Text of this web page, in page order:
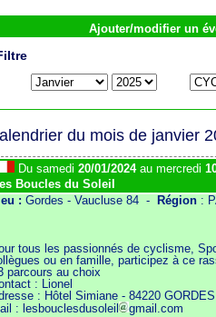
Ajouter/modifier un
du mois de janvier
Du samedi 20/01/2024au mercredi
Boucles du Soleil
: Gordes - Vaucluse 84 - Région :
tous les passionnés de cyclisme,
ou en famille, participez à ce
parcours au choix
: Lionel
: Hôtel Simiane - 84220 GORDES
: lesbouclesdusoleil
gmail.com